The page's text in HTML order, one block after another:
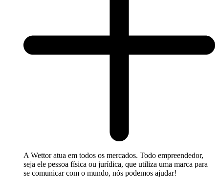
A Wettor atua em todos os mercados. Todo empreendedor,
seja ele pessoa física ou jurídica, que utiliza uma marca para
se comunicar com o mundo, nós podemos ajudar!